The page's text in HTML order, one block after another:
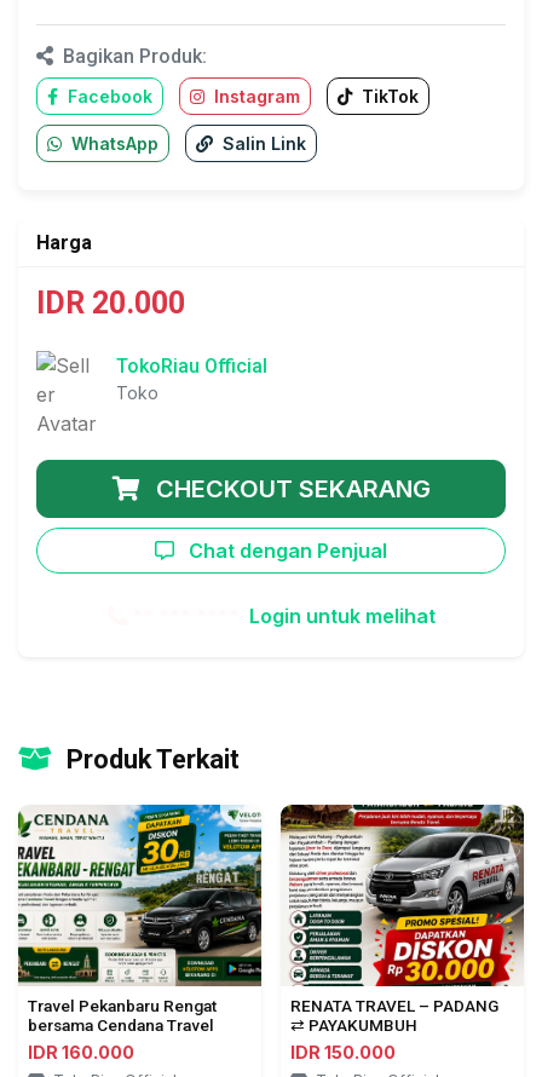
Bagikan Produk:
Facebook Instagram TikTok
WhatsApp Salin Link
Harga
IDR 20.000
TokoRiau Official
Toko
CHECKOUT SEKARANG
Chat dengan Penjual
Login untuk melihat
Produk Terkait
Travel Pekanbaru Rengat
bersama Cendana Travel
IDR 160.000
RENATA TRAVEL – PADANG
⇄ PAYAKUMBUH
IDR 150.000